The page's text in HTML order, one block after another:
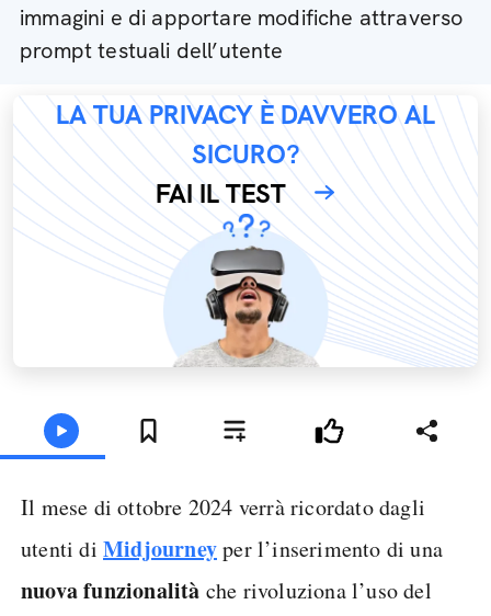
immagini e di apportare modifiche attraverso
prompt testuali dell’utente
LA TUA PRIVACY È DAVVERO AL
SICURO?
FAI IL TEST
Il mese di ottobre 2024 verrà ricordato dagli
utenti di Midjourneyper l’inserimento di una
nuova funzionalità che rivoluziona l’uso del